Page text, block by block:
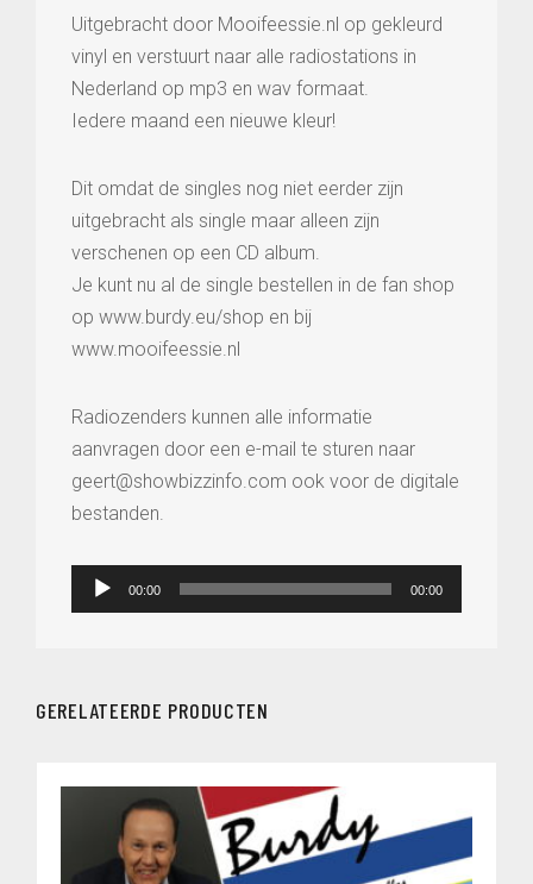
Uitgebracht door Mooifeessie.nl op gekleurd
vinyl en verstuurt naar alle radiostations in
Nederland op mp3 en wav formaat.
Iedere maand een nieuwe kleur!
Dit omdat de singles nog niet eerder zijn
uitgebracht als single maar alleen zijn
verschenen op een CD album.
Je kunt nu al de single bestellen in de fan shop
op www.burdy.eu/shop en bij
www.mooifeessie.nl
Radiozenders kunnen alle informatie
aanvragen door een e-mail te sturen naar
geert@showbizzinfo.com ook voor de digitale
bestanden.
Audiospeler
00:00 00:00
GERELATEERDE PRODUCTEN